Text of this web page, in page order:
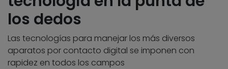
los dedos
Las tecnologías para manejar los más diversos
aparatos por contacto digital se imponen con
rapidez en todos los campos